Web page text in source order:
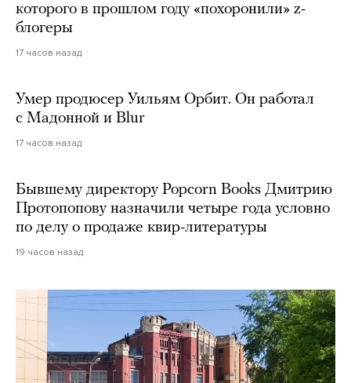
которого в прошлом году «похоронили» z-
блогеры
17 часов назад
Умер продюсер Уильям Орбит. Он работал
с Мадонной и Blur
17 часов назад
Бывшему директору Popcorn Books Дмитрию
Протопопову назначили четыре года условно
по делу о продаже квир-литературы
19 часов назад